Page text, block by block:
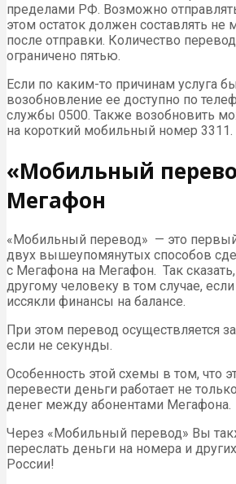
пределами РФ. Возможно
этом остаток должен составлять не
после отправки. Количество
ограничено пятью.
Если по каким-то причинам услуга
возобновление ее доступно по
службы 0500. Также возобновить
на короткий мобильный номер 3311.
«Мобильный
Мегафон
«Мобильный перевод» — это
двух вышеупомянутых способов
с Мегафона на Мегафон. Так
другому человеку в том случае,
иссякли финансы на балансе.
При этом перевод осуществляется
если не секунды.
Особенность этой схемы в том, что
перевести деньги работает не
денег между абонентами Мегафона.
Через «Мобильный перевод» Вы
переслать деньги на номера и
России!